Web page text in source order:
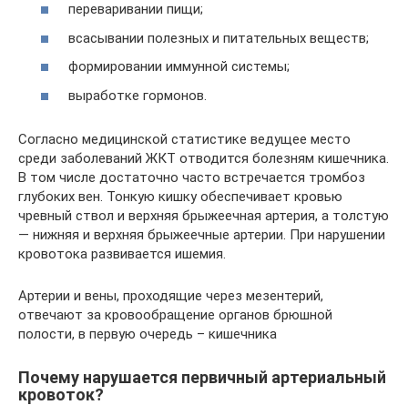
переваривании пищи;
всасывании полезных и питательных веществ;
формировании иммунной системы;
выработке гормонов.
Согласно медицинской статистике ведущее место
среди заболеваний ЖКТ отводится болезням кишечника.
В том числе достаточно часто встречается тромбоз
глубоких вен. Тонкую кишку обеспечивает кровью
чревный ствол и верхняя брыжеечная артерия, а толстую
— нижняя и верхняя брыжеечные артерии. При нарушении
кровотока развивается ишемия.
Артерии и вены, проходящие через мезентерий,
отвечают за кровообращение органов брюшной
полости, в первую очередь – кишечника
Почему нарушается первичный артериальный
кровоток?